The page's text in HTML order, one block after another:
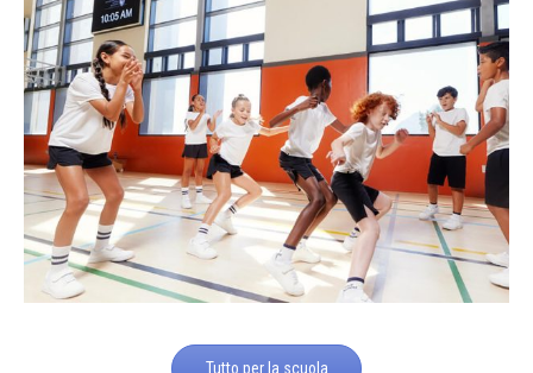
Tutto per la scuola